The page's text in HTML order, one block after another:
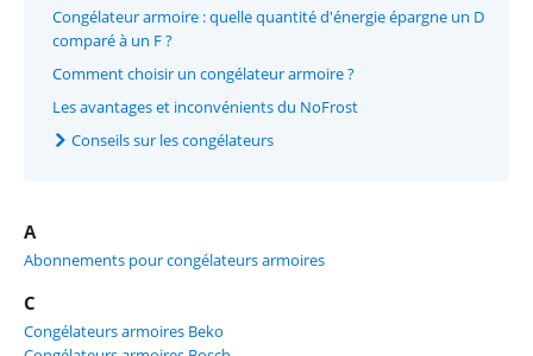
Congélateur armoire : quelle quantité d'énergie épargne un D
comparé à un F ?
Comment choisir un congélateur armoire ?
Les avantages et inconvénients du NoFrost
Conseils sur les congélateurs
A
Abonnements pour congélateurs armoires
C
Congélateurs armoires Beko